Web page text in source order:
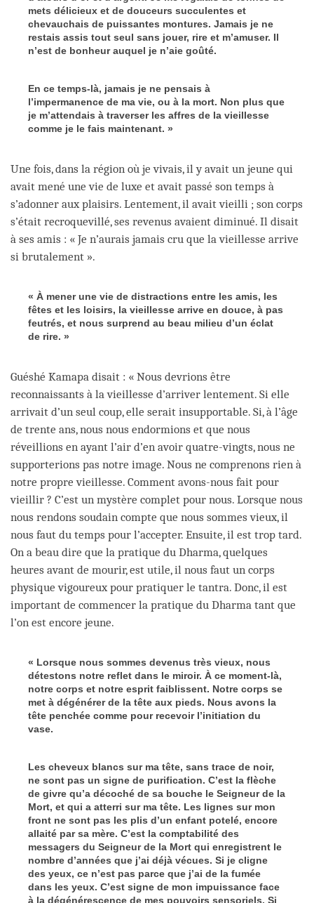
mets délicieux et de douceurs succulentes et
chevauchais de puissantes montures. Jamais je ne
restais assis tout seul sans jouer, rire et m’amuser. Il
n’est de bonheur auquel je n’aie goûté.
En ce temps-là, jamais je ne pensais à
l’impermanence de ma vie, ou à la mort. Non plus que
je m’attendais à traverser les affres de la vieillesse
comme je le fais maintenant. »
Une fois, dans la région où je vivais, il y avait un jeune qui
avait mené une vie de luxe et avait passé son temps à
s’adonner aux plaisirs. Lentement, il avait vieilli ; son corps
s’était recroquevillé, ses revenus avaient diminué. Il disait
à ses amis : « Je n’aurais jamais cru que la vieillesse arrive
si brutalement ».
« À mener une vie de distractions entre les amis, les
fêtes et les loisirs, la vieillesse arrive en douce, à pas
feutrés, et nous surprend au beau milieu d’un éclat
de rire. »
Guéshé Kamapa disait : « Nous devrions être
reconnaissants à la vieillesse d’arriver lentement. Si elle
arrivait d’un seul coup, elle serait insupportable. Si, à l’âge
de trente ans, nous nous endormions et que nous
réveillions en ayant l’air d’en avoir quatre-vingts, nous ne
supporterions pas notre image. Nous ne comprenons rien à
notre propre vieillesse. Comment avons-nous fait pour
vieillir ? C’est un mystère complet pour nous. Lorsque nous
nous rendons soudain compte que nous sommes vieux, il
nous faut du temps pour l’accepter. Ensuite, il est trop tard.
On a beau dire que la pratique du Dharma, quelques
heures avant de mourir, est utile, il nous faut un corps
physique vigoureux pour pratiquer le tantra. Donc, il est
important de commencer la pratique du Dharma tant que
l’on est encore jeune.
« Lorsque nous sommes devenus très vieux, nous
détestons notre reflet dans le miroir. À ce moment-là,
notre corps et notre esprit faiblissent. Notre corps se
met à dégénérer de la tête aux pieds. Nous avons la
tête penchée comme pour recevoir l’initiation du
vase.
Les cheveux blancs sur ma tête, sans trace de noir,
ne sont pas un signe de purification. C’est la flèche
de givre qu’a décoché de sa bouche le Seigneur de la
Mort, et qui a atterri sur ma tête. Les lignes sur mon
front ne sont pas les plis d’un enfant potelé, encore
allaité par sa mère. C’est la comptabilité des
messagers du Seigneur de la Mort qui enregistrent le
nombre d’années que j’ai déjà vécues. Si je cligne
des yeux, ce n’est pas parce que j’ai de la fumée
dans les yeux. C’est signe de mon impuissance face
à la dégénérescence de mes pouvoirs sensoriels. Si